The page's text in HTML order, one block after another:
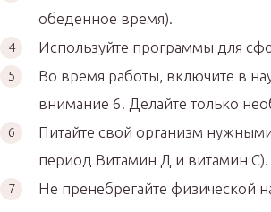
обеденное время).
Используйте программы для
Во время работы, включите в
внимание 6. Делайте только
Питайте свой организм
период Витамин Д и витамин С).
Не пренебрегайте физической